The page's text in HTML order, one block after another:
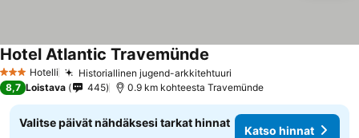
3 Tähtiluokitus
Hotelli Historiallinen jugend-arkkitehtuuri
Hotel Atlantic Travemünde
8,7 Loistava 445 0.9 km kohteesta Travemünde
Valitse päivät nähdäksesi tarkat hinnat
Katso hinnat